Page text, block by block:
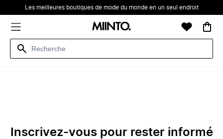
Les meilleures boutiques de mode du monde en un seul endroit
Inscrivez-vous pour rester informé